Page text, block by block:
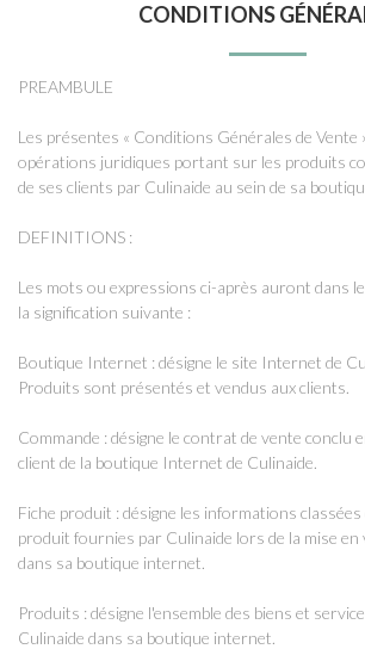
CONDITIONS
PREAMBULE
Les présentes « Conditions Générales de Vente
opérations juridiques portant sur les produits
de ses clients par Culinaide au sein de sa
DEFINITIONS :
Les mots ou expressions ci-après auront dans
la signification suivante :
Boutique Internet : désigne le site Internet de
Produits sont présentés et vendus aux clients.
Commande : désigne le contrat de vente conclu
client de la boutique Internet de Culinaide.
Fiche produit : désigne les informations
produit fournies par Culinaide lors de la mise
dans sa boutique internet.
Produits : désigne l'ensemble des biens et
Culinaide dans sa boutique internet.